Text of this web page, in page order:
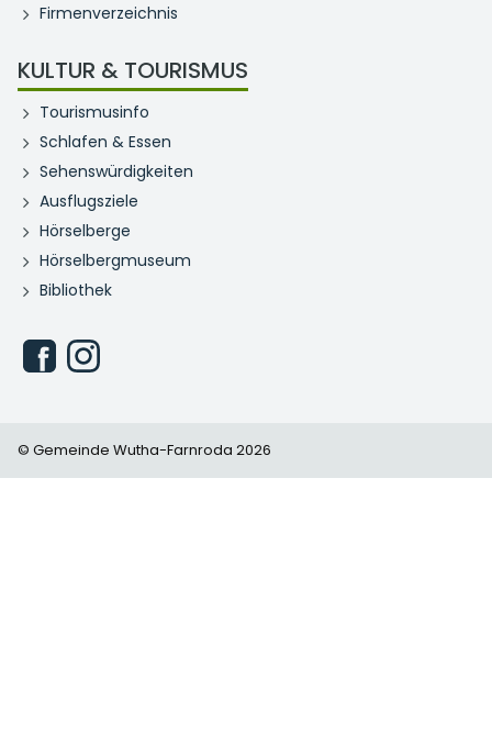
Firmenverzeichnis
KULTUR & TOURISMUS
Tourismusinfo
Schlafen & Essen
Sehenswürdigkeiten
Ausflugsziele
Hörselberge
Hörselbergmuseum
Bibliothek
© Gemeinde Wutha-Farnroda 2026